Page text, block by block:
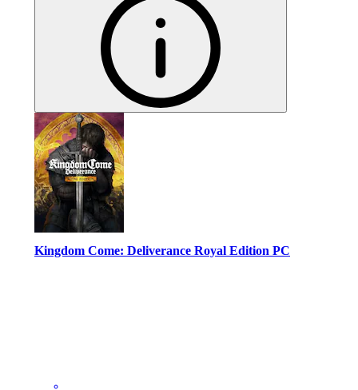
Kingdom Come: Deliverance Royal Edition PC